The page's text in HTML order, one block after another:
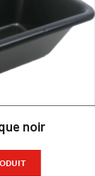
noir